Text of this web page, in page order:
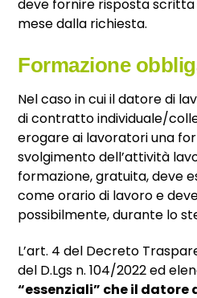
deve fornire risposta
mese dalla richiesta.
Formazione
Nel caso in cui il datore di
di contratto individuale/
erogare ai lavoratori una
svolgimento dell’attività
formazione, gratuita, deve
come orario di lavoro e
possibilmente, durante lo
L’art. 4 del Decreto
del D.Lgs n. 104/2022 ed
“essenziali” che il datore